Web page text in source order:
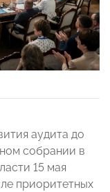
аудита до
собрании в
15 мая
приоритетных